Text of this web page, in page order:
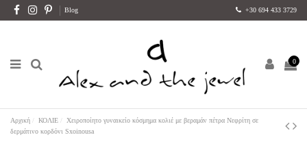
Blog +30 694 433 3729
0
Αρχική ΚΟΛΙΕ
Χειροποίητο γυναικείο κόσμημα κολιέ με βεραμάν πέτρα Νεφρίτη σε
δερμάτινο κορδόνι Sxoinousa